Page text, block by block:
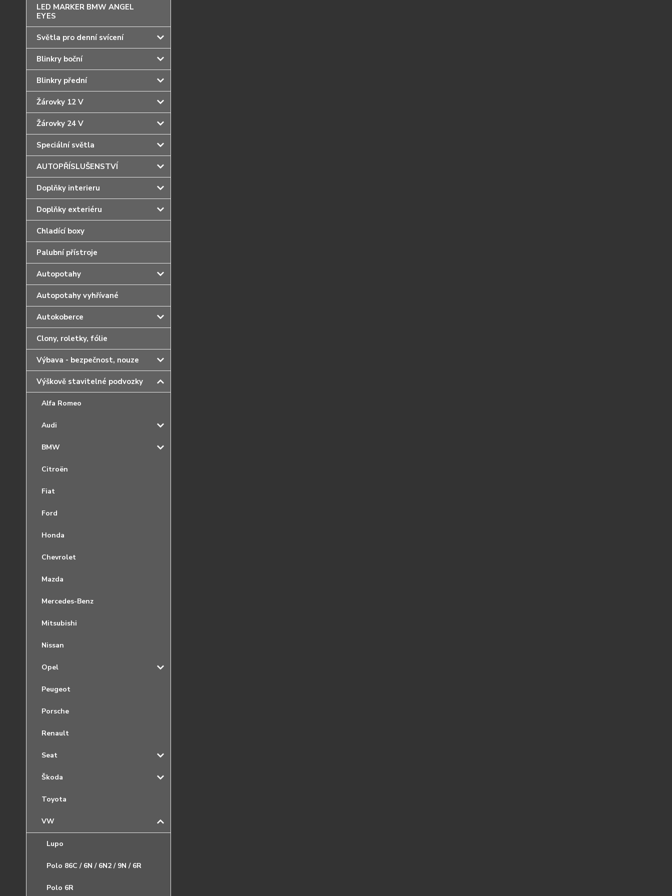
LED MARKER BMW ANGEL
EYES
Světla pro denní svícení
Blinkry boční
Blinkry přední
Žárovky 12 V
Žárovky 24 V
Speciální světla
AUTOPŘÍSLUŠENSTVÍ
Doplňky interieru
Doplňky exteriéru
Chladící boxy
Palubní přístroje
Autopotahy
Autopotahy vyhřívané
Autokoberce
Clony, roletky, fólie
Výbava - bezpečnost, nouze
Výškově stavitelné podvozky
Alfa Romeo
Audi
BMW
Citroën
Fiat
Ford
Honda
Chevrolet
Mazda
Mercedes-Benz
Mitsubishi
Nissan
Opel
Peugeot
Porsche
Renault
Seat
Škoda
Toyota
VW
Lupo
Polo 86C / 6N / 6N2 / 9N / 6R
Polo 6R